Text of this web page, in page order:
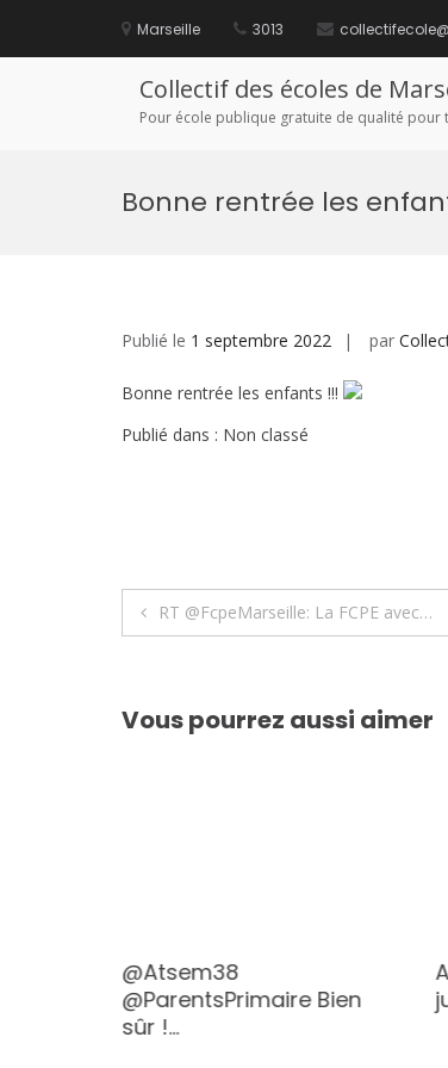
contenu
Marseille 3013
Collectif des écoles de
Pour école publique gratuite de qualité pour
Bonne rentrée les
Publié le 1 septembre 2022 par
Bonne rentrée les enfants !!!
Publié dans : Non classé
Navigation
l’article
RT @FcpeMarseille: La FCPE avec…
Vous pourrez aussi aimer
@Atsem38
@ParentsPrimaire Bien
sûr !…